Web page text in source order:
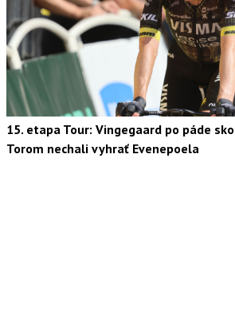
15. etapa Tour: Vingegaard po páde
Torom nechali vyhrať Evenepoela